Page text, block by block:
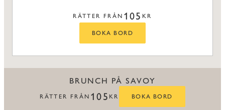
RÄTTER FRÅN 105 KR
BOKA BORD
BRUNCH PÅ SAVOY
RÄTTER FRÅN 105 KR BOKA BORD